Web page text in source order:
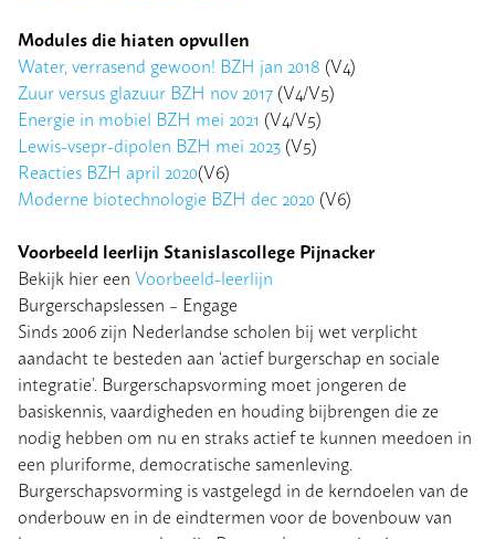
Modules die hiaten opvullen
Water, verrasend gewoon! BZH jan 2018 (V4)
Zuur versus glazuur BZH nov 2017 (V4/V5)
Energie in mobiel BZH mei 2021 (V4/V5)
Lewis-vsepr-dipolen BZH mei 2023 (V5)
Reacties BZH april 2020(V6)
Moderne biotechnologie BZH dec 2020 (V6)
Voorbeeld leerlijn Stanislascollege Pijnacker
Bekijk hier een Voorbeeld-leerlijn
Burgerschapslessen – Engage
Sinds 2006 zijn Nederlandse scholen bij wet verplicht
aandacht te besteden aan ‘actief burgerschap en sociale
integratie’. Burgerschapsvorming moet jongeren de
basiskennis, vaardigheden en houding bijbrengen die ze
nodig hebben om nu en straks actief te kunnen meedoen in
een pluriforme, democratische samenleving.
Burgerschapsvorming is vastgelegd in de kerndoelen van de
onderbouw en in de eindtermen voor de bovenbouw van